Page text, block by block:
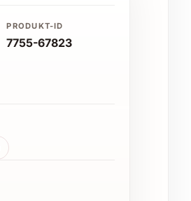
PRODUKT-ID
7755-67823